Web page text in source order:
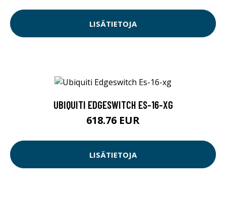
LISÄTIETOJA
UBIQUITI EDGESWITCH ES-16-XG
618.76 EUR
LISÄTIETOJA